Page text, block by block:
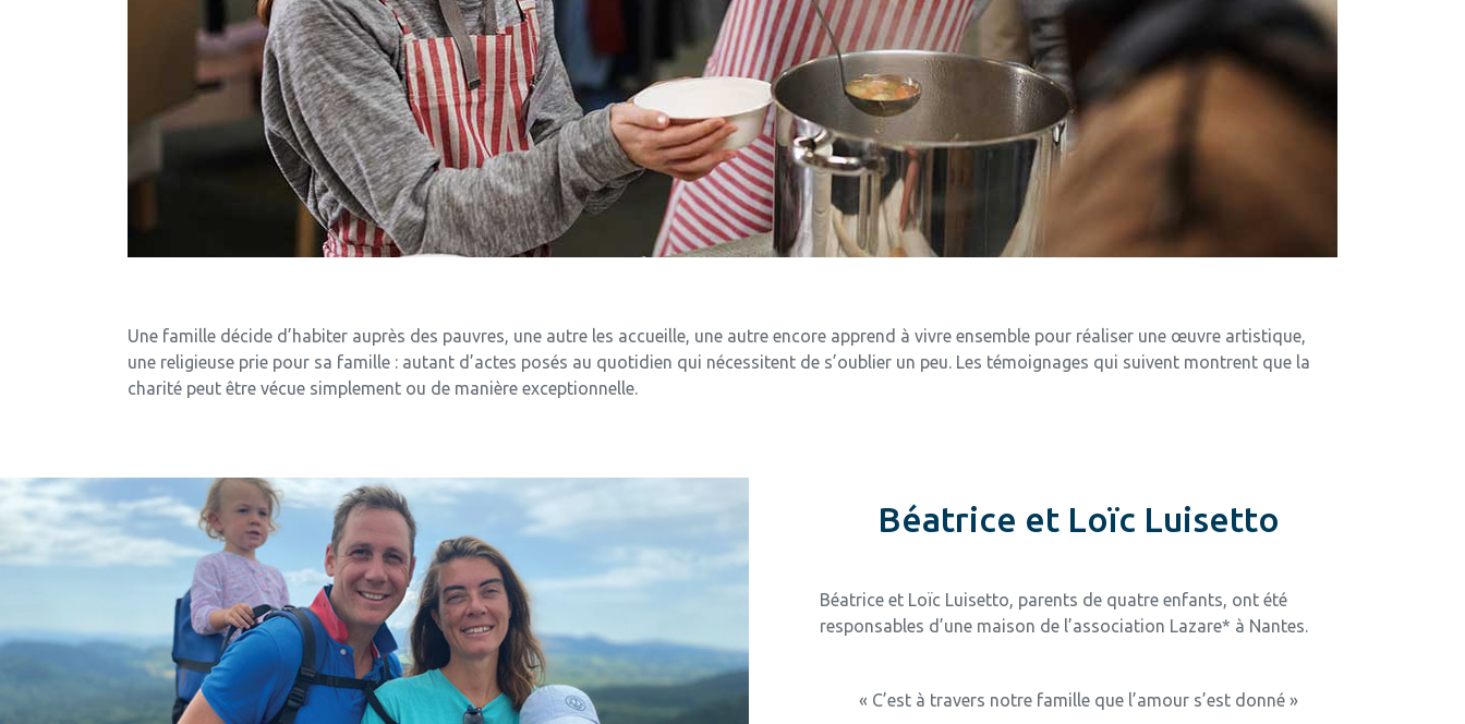
Une famille décide d’habiter auprès des pauvres, une autre les accueille, une autre encore apprend à vivre ensemble pour réaliser une œuvre artistique,
une religieuse prie pour sa famille : autant d’actes posés au quotidien qui nécessitent de s’oublier un peu. Les témoignages qui suivent montrent que la
charité peut être vécue simplement ou de manière exceptionnelle.
Béatrice et Loïc Luisetto
Béatrice et Loïc Luisetto, parents de quatre enfants, ont été
responsables d’une maison de l’association Lazare* à Nantes.
« C’est à travers notre famille que l’amour s’est donné »